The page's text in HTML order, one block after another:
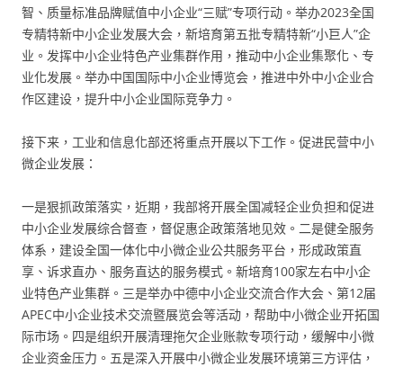
智、质量标准品牌赋值中小企业“三赋”专项行动。举办2023全国
专精特新中小企业发展大会，新培育第五批专精特新“小巨人”企
业。发挥中小企业特色产业集群作用，推动中小企业集聚化、专
业化发展。举办中国国际中小企业博览会，推进中外中小企业合
作区建设，提升中小企业国际竞争力。
接下来，工业和信息化部还将重点开展以下工作。促进民营中小
微企业发展：
一是狠抓政策落实，近期，我部将开展全国减轻企业负担和促进
中小企业发展综合督查，督促惠企政策落地见效。二是健全服务
体系，建设全国一体化中小微企业公共服务平台，形成政策直
享、诉求直办、服务直达的服务模式。新培育100家左右中小企
业特色产业集群。三是举办中德中小企业交流合作大会、第12届
APEC中小企业技术交流暨展览会等活动，帮助中小微企业开拓国
际市场。四是组织开展清理拖欠企业账款专项行动，缓解中小微
企业资金压力。五是深入开展中小微企业发展环境第三方评估，